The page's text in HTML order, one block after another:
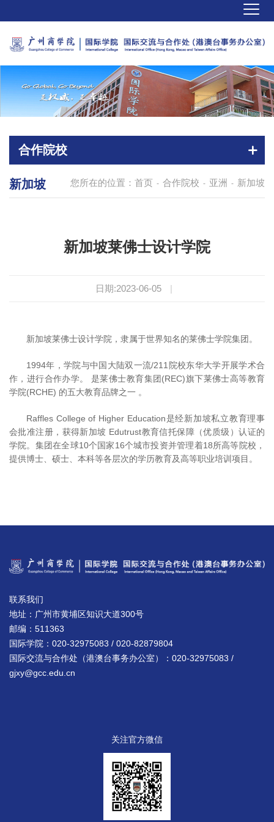
合作院校
您所在的位置： 首页 - 合作院校 - 亚洲 - 新加坡
新加坡
新加坡莱佛士设计学院
日期:2023-06-05 |
新加坡莱佛士设计学院，隶属于世界知名的莱佛士学院集团。
1994年，学院与中国大陆双一流/211院校东华大学开展学术合
作，进行合作办学。 是莱佛士教育集团(REC)旗下莱佛士高等教育
学院(RCHE) 的五大教育品牌之一 。
Raffles College of Higher Education是经新加坡私立教育理事
会批准注册，获得新加坡 Edutrust教育信托保障（优质级）认证的
学院。集团在全球10个国家16个城市投资并管理着18所高等院校，
提供博士、硕士、本科等各层次的学历教育及高等职业培训项目。
联系我们
地址：广州市黄埔区知识大道300号
邮编：511363
国际学院：020-32975083 / 020-82879804
国际交流与合作处（港澳台事务办公室）：020-32975083 /
gjxy@gcc.edu.cn
关注官方微信